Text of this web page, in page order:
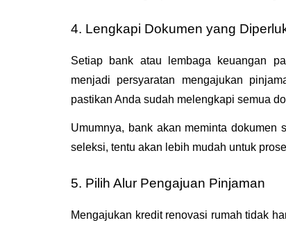
4. Lengkapi Dokumen yang
Setiap bank atau lembaga keuangan
menjadi persyaratan mengajukan
pastikan Anda sudah melengkapi semua
Umumnya, bank akan meminta
seleksi, tentu akan lebih mudah untuk
5. Pilih Alur Pengajuan Pinjaman
Mengajukan kredit renovasi rumah tidak